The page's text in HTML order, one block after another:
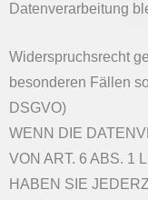
Datenverarbeitung
Widerspruchsrecht
besonderen Fällen
DSGVO)
WENN DIE
VON ART. 6 ABS. 1
HABEN SIE